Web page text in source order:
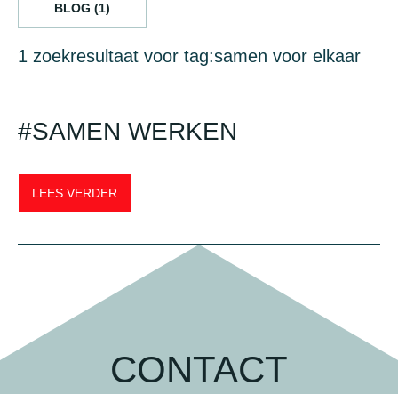
BLOG (1)
1 zoekresultaat voor tag:samen voor elkaar
#SAMEN WERKEN
LEES VERDER
CONTACT